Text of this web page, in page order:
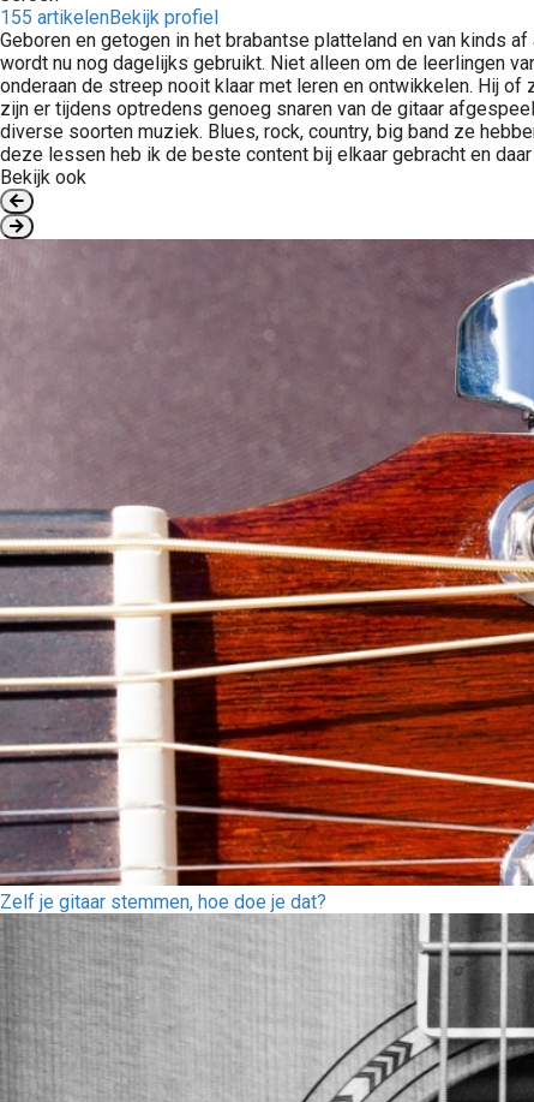
155 artikelenBekijk profiel
Geboren en getogen in het brabantse platteland en van kinds
wordt nu nog dagelijks gebruikt. Niet alleen om de leerlingen
onderaan de streep nooit klaar met leren en ontwikkelen. Hij
zijn er tijdens optredens genoeg snaren van de gitaar
diverse soorten muziek. Blues, rock, country, big band ze
deze lessen heb ik de beste content bij elkaar gebracht en
Bekijk ook
Zelf je gitaar stemmen, hoe doe je dat?